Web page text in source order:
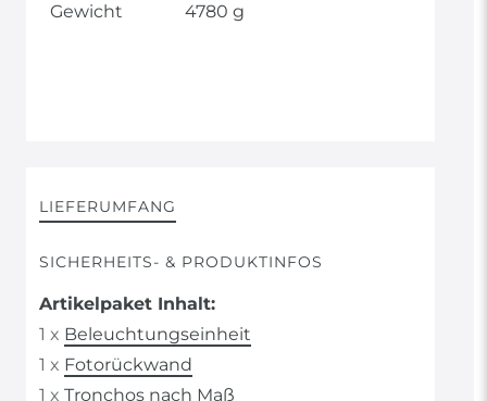
Gewicht 4780 g
LIEFERUMFANG
SICHERHEITS- & PRODUKTINFOS
Artikelpaket Inhalt:
1 x Beleuchtungseinheit
1 x Fotorückwand
1 x Tronchos nach Maß